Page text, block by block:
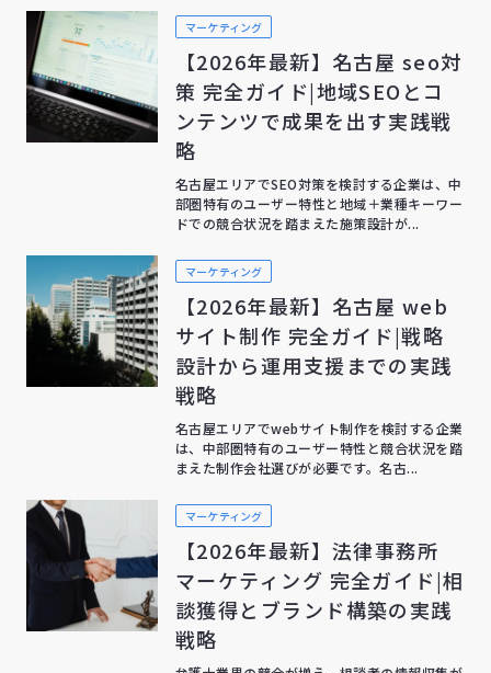
マーケティング
【2026年最新】名古屋 seo対
策 完全ガイド|地域SEOとコ
ンテンツで成果を出す実践戦
略
名古屋エリアでSEO対策を検討する企業は、中
部圏特有のユーザー特性と地域＋業種キーワー
ドでの競合状況を踏まえた施策設計が...
マーケティング
【2026年最新】名古屋 web
サイト制作 完全ガイド|戦略
設計から運用支援までの実践
戦略
名古屋エリアでwebサイト制作を検討する企業
は、中部圏特有のユーザー特性と競合状況を踏
まえた制作会社選びが必要です。名古...
マーケティング
【2026年最新】法律事務所
マーケティング 完全ガイド|相
談獲得とブランド構築の実践
戦略